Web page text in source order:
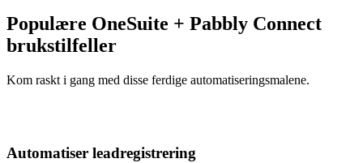
Populære OneSuite + Pabbly Connect
brukstilfeller
Kom raskt i gang med disse ferdige automatiseringsmalene.
Automatiser leadregistrering